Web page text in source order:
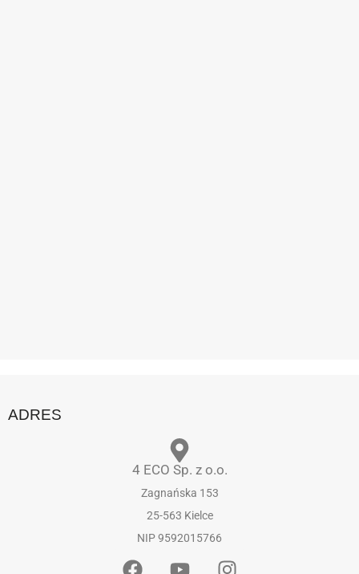
ADRES
4 ECO Sp. z o.o.
Zagnańska 153
25-563 Kielce
NIP 9592015766